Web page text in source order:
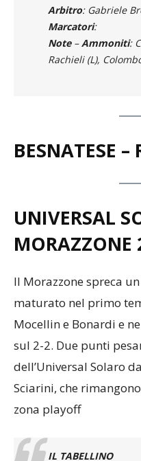
Bolognesi.
Arbitro: Gabriele
Marcatori:
Note–Ammoniti:
BESNATESE –
UNIVERSAL
MORAZZONE
Il Morazzone spreca
maturato nel primo
Mocellin e Bonardi e
sul 2-2. Due punti
dell’Universal Solaro
Sciarini, che
zona playoff